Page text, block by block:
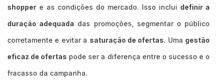
shopper e as condições do mercado. Isso inclui definir a
duração adequada das promoções, segmentar o público
corretamente e evitar a saturação de ofertas. Uma gestão
eficaz de ofertas pode ser a diferença entre o sucesso e o
fracasso da campanha.